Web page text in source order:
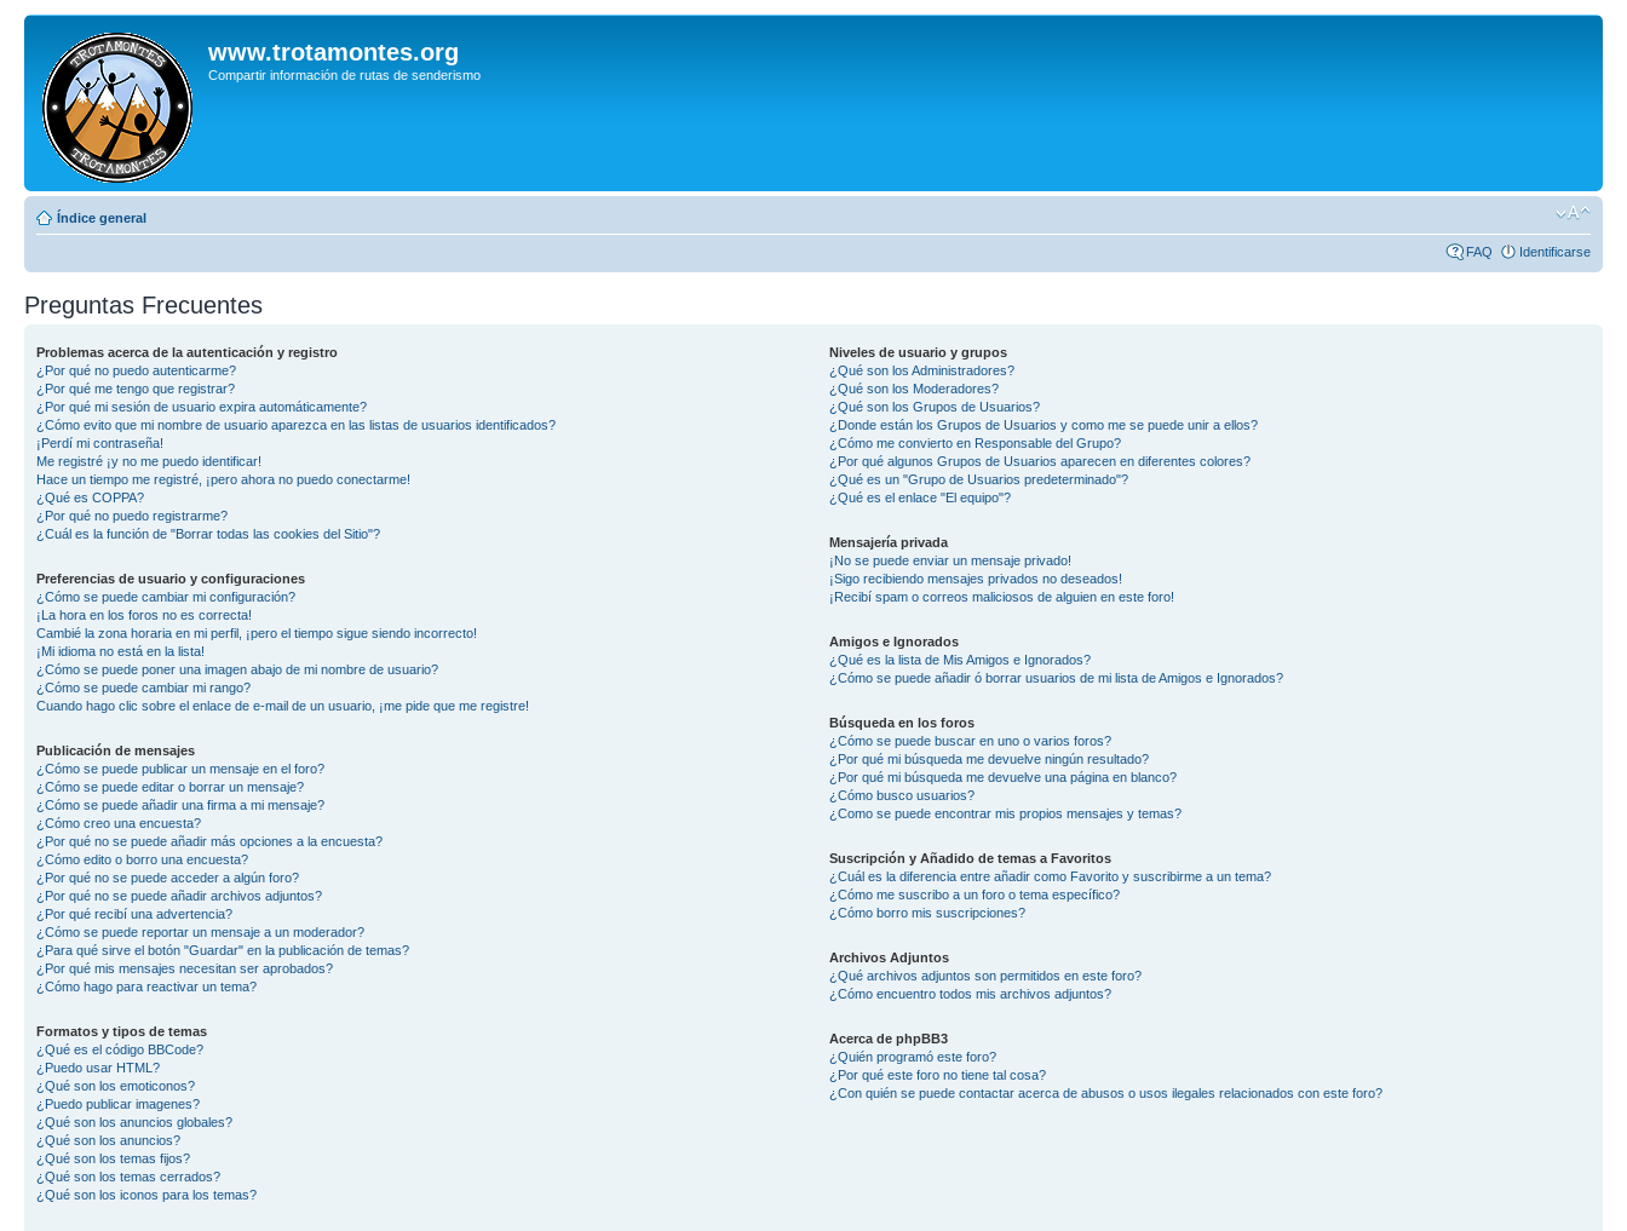
www.trotamontes.org
Compartir información de rutas de senderismo
Índice general
FAQ Identificarse
Preguntas Frecuentes
Problemas acerca de la autenticación y registro
¿Por qué no puedo autenticarme?
¿Por qué me tengo que registrar?
¿Por qué mi sesión de usuario expira automáticamente?
¿Cómo evito que mi nombre de usuario aparezca en las listas de usuarios identificados?
¡Perdí mi contraseña!
Me registré ¡y no me puedo identificar!
Hace un tiempo me registré, ¡pero ahora no puedo conectarme!
¿Qué es COPPA?
¿Por qué no puedo registrarme?
¿Cuál es la función de "Borrar todas las cookies del Sitio"?
Preferencias de usuario y configuraciones
¿Cómo se puede cambiar mi configuración?
¡La hora en los foros no es correcta!
Cambié la zona horaria en mi perfil, ¡pero el tiempo sigue siendo incorrecto!
¡Mi idioma no está en la lista!
¿Cómo se puede poner una imagen abajo de mi nombre de usuario?
¿Cómo se puede cambiar mi rango?
Cuando hago clic sobre el enlace de e-mail de un usuario, ¡me pide que me registre!
Publicación de mensajes
¿Cómo se puede publicar un mensaje en el foro?
¿Cómo se puede editar o borrar un mensaje?
¿Cómo se puede añadir una firma a mi mensaje?
¿Cómo creo una encuesta?
¿Por qué no se puede añadir más opciones a la encuesta?
¿Cómo edito o borro una encuesta?
¿Por qué no se puede acceder a algún foro?
¿Por qué no se puede añadir archivos adjuntos?
¿Por qué recibí una advertencia?
¿Cómo se puede reportar un mensaje a un moderador?
¿Para qué sirve el botón "Guardar" en la publicación de temas?
¿Por qué mis mensajes necesitan ser aprobados?
¿Cómo hago para reactivar un tema?
Formatos y tipos de temas
¿Qué es el código BBCode?
¿Puedo usar HTML?
¿Qué son los emoticonos?
¿Puedo publicar imagenes?
¿Qué son los anuncios globales?
¿Qué son los anuncios?
¿Qué son los temas fijos?
¿Qué son los temas cerrados?
¿Qué son los iconos para los temas?
Niveles de usuario y grupos
¿Qué son los Administradores?
¿Qué son los Moderadores?
¿Qué son los Grupos de Usuarios?
¿Donde están los Grupos de Usuarios y como me se puede unir a ellos?
¿Cómo me convierto en Responsable del Grupo?
¿Por qué algunos Grupos de Usuarios aparecen en diferentes colores?
¿Qué es un "Grupo de Usuarios predeterminado"?
¿Qué es el enlace "El equipo"?
Mensajería privada
¡No se puede enviar un mensaje privado!
¡Sigo recibiendo mensajes privados no deseados!
¡Recibí spam o correos maliciosos de alguien en este foro!
Amigos e Ignorados
¿Qué es la lista de Mis Amigos e Ignorados?
¿Cómo se puede añadir ó borrar usuarios de mi lista de Amigos e Ignorados?
Búsqueda en los foros
¿Cómo se puede buscar en uno o varios foros?
¿Por qué mi búsqueda me devuelve ningún resultado?
¿Por qué mi búsqueda me devuelve una página en blanco?
¿Cómo busco usuarios?
¿Como se puede encontrar mis propios mensajes y temas?
Suscripción y Añadido de temas a Favoritos
¿Cuál es la diferencia entre añadir como Favorito y suscribirme a un tema?
¿Cómo me suscribo a un foro o tema específico?
¿Cómo borro mis suscripciones?
Archivos Adjuntos
¿Qué archivos adjuntos son permitidos en este foro?
¿Cómo encuentro todos mis archivos adjuntos?
Acerca de phpBB3
¿Quién programó este foro?
¿Por qué este foro no tiene tal cosa?
¿Con quién se puede contactar acerca de abusos o usos ilegales relacionados con este foro?